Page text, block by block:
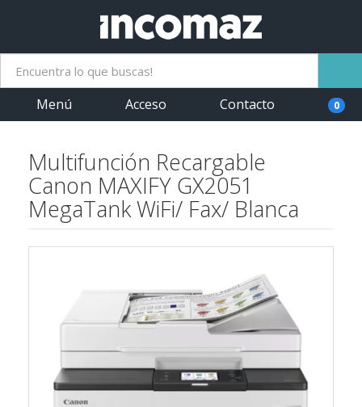
Menú Acceso Contacto 0
Multifunción Recargable
Canon MAXIFY GX2051
MegaTank WiFi/ Fax/ Blanca